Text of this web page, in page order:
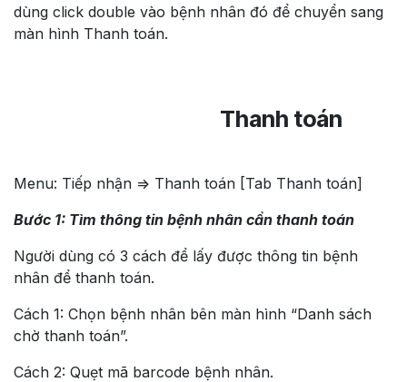
dùng click double vào bệnh nhân đó để chuyển sang
màn hình Thanh toán.
​​​Thanh toán
Menu: Tiếp nhận => Thanh toán [Tab Thanh toán]
Bước 1: Tìm thông tin bệnh nhân cần thanh toán
Người dùng có 3 cách để lấy được thông tin bệnh
nhân để thanh toán.
Cách 1: Chọn bệnh nhân bên màn hình “Danh sách
chờ thanh toán”.
Cách 2: Quẹt mã barcode bệnh nhân.